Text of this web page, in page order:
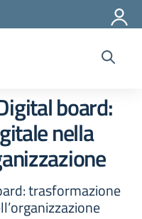
board:
nella
trasformazione